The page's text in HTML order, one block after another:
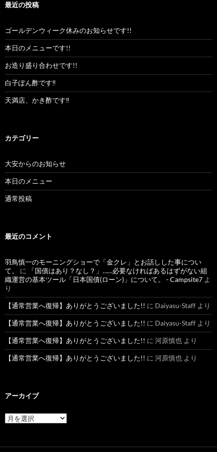
最近の投稿
ゴールデンウィーク休みのお知らせです!!
本日のメニューです!!
お造り盛り合わせです!!
白子ぽん酢です‼︎
天満店、かき酢です‼︎
カテゴリー
大安からのお知らせ
本日のメニュー
通常投稿
最近のコメント
羽鳥慎一のモーニングショーで「金クレ」とお話しした事につい
て。
に
「国債はあり？なし？」……必要なければあるはずがない組
織運営の基本ツール「日本国債(ローン)」について。 - Campsite7 よ
り
【通常営業へ復帰】ありがとうございました!! に Daiyasu-Staff より
【通常営業へ復帰】ありがとうございました!! に Daiyasu-Staff より
【通常営業へ復帰】ありがとうございました!! に 河原慎也 より
【通常営業へ復帰】ありがとうございました!! に 河原慎也 より
アーカイブ
ア
ー